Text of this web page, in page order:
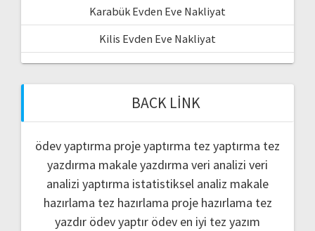
Karabük Evden Eve Nakliyat
Kilis Evden Eve Nakliyat
BACK LINK
ödev yaptırma proje yaptırma tez yaptırma tez
yazdırma makale yazdırma veri analizi veri
analizi yaptırma istatistiksel analiz makale
hazırlama tez hazırlama proje hazırlama tez
yazdır ödev yaptır ödev en iyi tez yazım